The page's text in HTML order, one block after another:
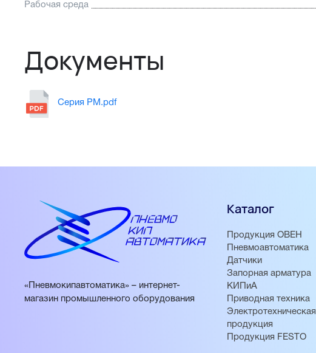
Рабочая среда
Документы
Серия PM.pdf
«Пневмокипавтоматика» – интернет-
магазин промышленного оборудования
Каталог
Продукция ОВЕН
Пневмоавтоматика
Датчики
Запорная арматура
КИПиА
Приводная техника
Электротехническая
продукция
Продукция FESTO